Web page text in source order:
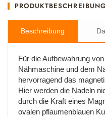
PRODUKTBESCHREIBUNG
Beschreibung
Für die Aufbewahrung
Nähmaschine und dem
hervorragend das
Hier werden die Nadeln
durch die Kraft eines
ovalen pflaumenblauen